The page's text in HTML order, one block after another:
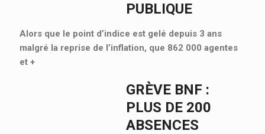
PUBLIQUE
Alors que le point d’indice est gelé depuis 3 ans
malgré la reprise de l’inflation, que 862 000 agentes
et +
GRÈVE BNF :
PLUS DE 200
ABSENCES